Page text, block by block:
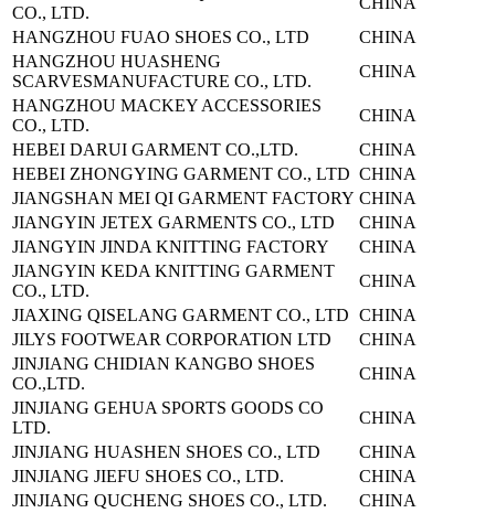
CO., LTD.
HANGZHOU FUAO SHOES CO., LTD
CHINA
HANGZHOU HUASHENG
SCARVESMANUFACTURE CO., LTD.
CHINA
HANGZHOU MACKEY ACCESSORIES
CO., LTD.
CHINA
HEBEI DARUI GARMENT CO.,LTD.
CHINA
HEBEI ZHONGYING GARMENT CO., LTD CHINA
JIANGSHAN MEI QI GARMENT FACTORY CHINA
JIANGYIN JETEX GARMENTS CO., LTD
CHINA
JIANGYIN JINDA KNITTING FACTORY
CHINA
JIANGYIN KEDA KNITTING GARMENT
CO., LTD.
CHINA
JIAXING QISELANG GARMENT CO., LTD CHINA
JILYS FOOTWEAR CORPORATION LTD
CHINA
JINJIANG CHIDIAN KANGBO SHOES
CO.,LTD.
CHINA
JINJIANG GEHUA SPORTS GOODS CO
LTD.
CHINA
JINJIANG HUASHEN SHOES CO., LTD
CHINA
JINJIANG JIEFU SHOES CO., LTD.
CHINA
JINJIANG QUCHENG SHOES CO., LTD.
CHINA